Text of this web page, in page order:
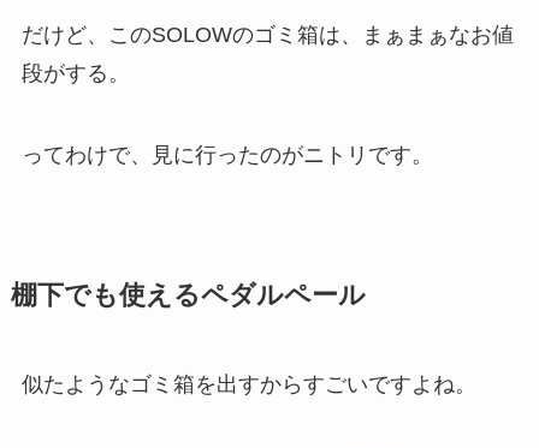
だけど、このSOLOWのゴミ箱は、まぁまぁなお値
段がする。
ってわけで、見に行ったのがニトリです。
棚下でも使えるペダルペール
似たようなゴミ箱を出すからすごいですよね。